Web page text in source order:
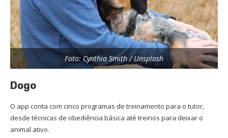
Foto: Cynthia Smith / Unsplash
Dogo
O app conta com cinco programas de treinamento para o tutor,
desde técnicas de obediência básica até treinos para deixar o
animal ativo.